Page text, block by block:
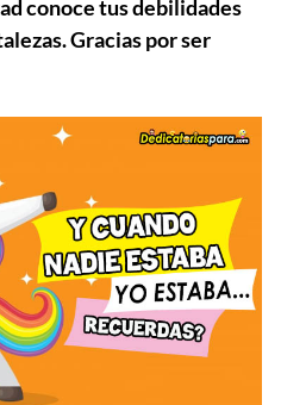
conoce tus debilidades
Gracias por ser